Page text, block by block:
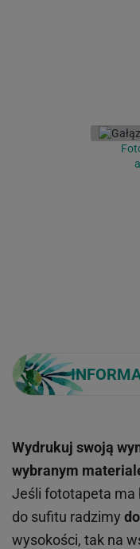
Wydrukuj swoją
wybranym
Jeśli fototapeta ma
do sufitu radzimy
wysokości, tak na